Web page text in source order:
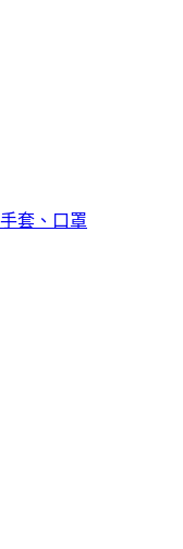
套、口罩